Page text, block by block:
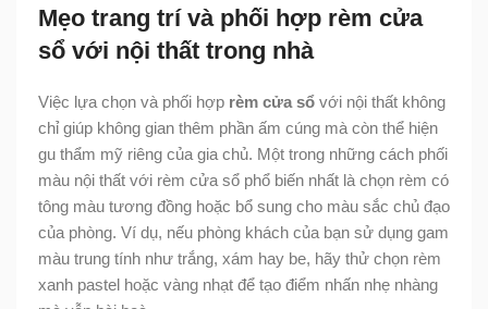
Mẹo trang trí và phối hợp rèm cửa
sổ với nội thất trong nhà
Việc lựa chọn và phối hợp rèm cửa sổ với nội thất không
chỉ giúp không gian thêm phần ấm cúng mà còn thể hiện
gu thẩm mỹ riêng của gia chủ. Một trong những cách phối
màu nội thất với rèm cửa sổ phổ biến nhất là chọn rèm có
tông màu tương đồng hoặc bổ sung cho màu sắc chủ đạo
của phòng. Ví dụ, nếu phòng khách của bạn sử dụng gam
màu trung tính như trắng, xám hay be, hãy thử chọn rèm
xanh pastel hoặc vàng nhạt để tạo điểm nhấn nhẹ nhàng